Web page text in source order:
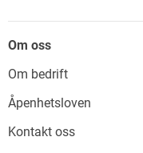
Om oss
Om bedrift
Åpenhetsloven
Kontakt oss